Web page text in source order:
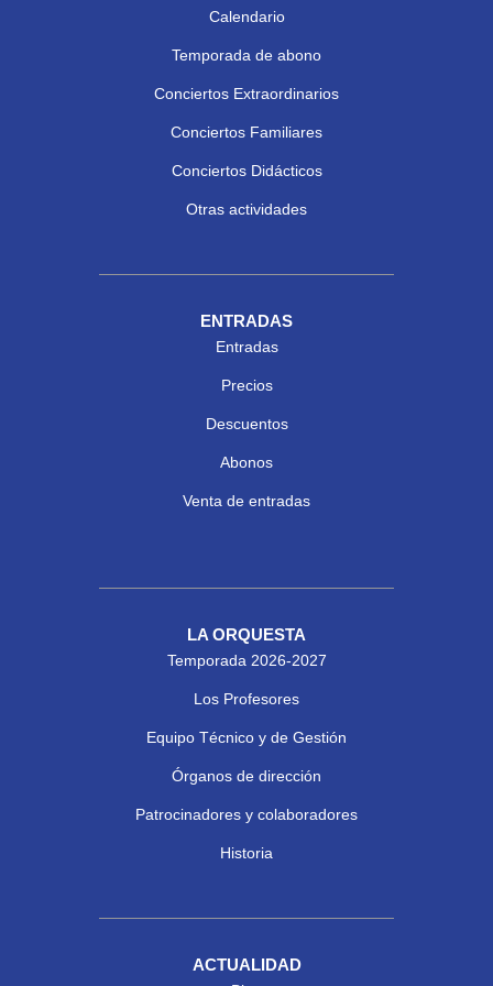
Calendario
Temporada de abono
Conciertos Extraordinarios
Conciertos Familiares
Conciertos Didácticos
Otras actividades
ENTRADAS
Entradas
Precios
Descuentos
Abonos
Venta de entradas
LA ORQUESTA
Temporada 2026-2027
Los Profesores
Equipo Técnico y de Gestión
Órganos de dirección
Patrocinadores y colaboradores
Historia
ACTUALIDAD